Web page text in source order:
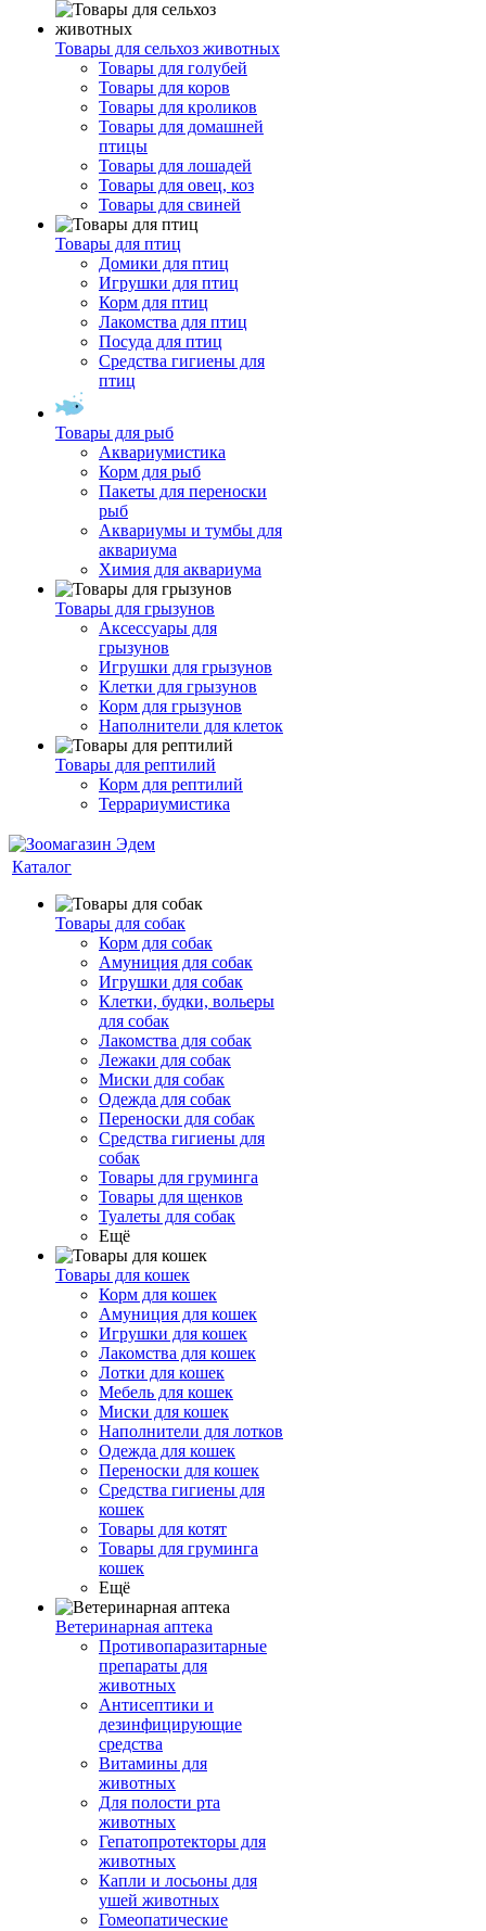
Товары для сельхоз животных
Товары для голубей
Товары для коров
Товары для кроликов
Товары для домашней
птицы
Товары для лошадей
Товары для овец, коз
Товары для свиней
Товары для птиц
Домики для птиц
Игрушки для птиц
Корм для птиц
Лакомства для птиц
Посуда для птиц
Средства гигиены для
птиц
Товары для рыб
Аквариумистика
Корм для рыб
Пакеты для переноски
рыб
Аквариумы и тумбы для
аквариума
Химия для аквариума
Товары для грызунов
Аксессуары для
грызунов
Игрушки для грызунов
Клетки для грызунов
Корм для грызунов
Наполнители для клеток
Товары для рептилий
Корм для рептилий
Террариумистика
Каталог
Товары для собак
Корм для собак
Амуниция для собак
Игрушки для собак
Клетки, будки, вольеры
для собак
Лакомства для собак
Лежаки для собак
Миски для собак
Одежда для собак
Переноски для собак
Средства гигиены для
собак
Товары для груминга
Товары для щенков
Туалеты для собак
Ещё
Товары для кошек
Корм для кошек
Амуниция для кошек
Игрушки для кошек
Лакомства для кошек
Лотки для кошек
Мебель для кошек
Миски для кошек
Наполнители для лотков
Одежда для кошек
Переноски для кошек
Средства гигиены для
кошек
Товары для котят
Товары для груминга
кошек
Ещё
Ветеринарная аптека
Противопаразитарные
препараты для
животных
Антисептики и
дезинфицирующие
средства
Витамины для
животных
Для полости рта
животных
Гепатопротекторы для
животных
Капли и лосьоны для
ушей животных
Гомеопатические